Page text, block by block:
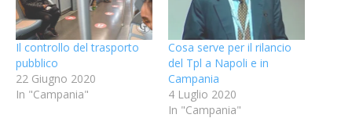
Il controllo del trasporto
pubblico
22 Giugno 2020
In "Campania"
Cosa serve per il rilancio
del Tpl a Napoli e in
Campania
4 Luglio 2020
In "Campania"